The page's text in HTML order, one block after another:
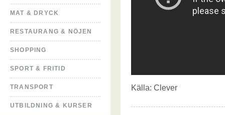
MAT & DRYCK
RESTAURANG & NÖJEN
SHOPPING
SPORT & FRITID
TRANSPORT
UTBILDNING & KURSER
Källa: Clever